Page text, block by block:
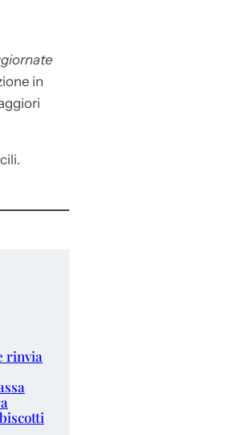
in
rinvia